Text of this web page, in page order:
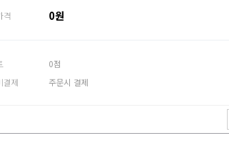
격 0원
0점
결제
주문시 결제